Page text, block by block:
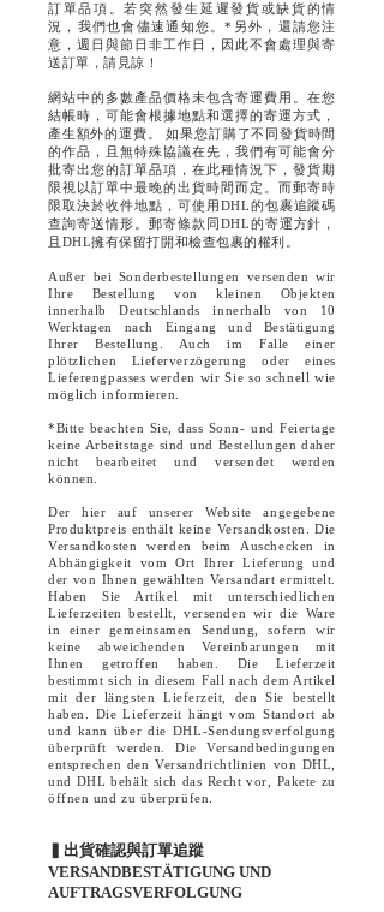
訂單品項。若突然發生延遲發貨或缺貨的情
況，我們也會儘速通知您。*另外，還請您注
意，週日與節日非工作日，因此不會處理與寄
送訂單，請見諒！
網站中的多數產品價格未包含寄運費用。在您
結帳時，可能會根據地點和選擇的寄運方式，
產生額外的運費。 如果您訂購了不同發貨時間
的作品，且無特殊協議在先，我們有可能會分
批寄出您的訂單品項，在此種情況下，發貨期
限視以訂單中最晚的出貨時間而定。而郵寄時
限取決於收件地點，可使用DHL的包裹追蹤碼
查詢寄送情形。郵寄條款同DHL的寄運方針，
且DHL擁有保留打開和檢查包裹的權利。
Außer bei Sonderbestellungen versenden wir
Ihre Bestellung von kleinen Objekten
innerhalb Deutschlands innerhalb von 10
Werktagen nach Eingang und Bestätigung
Ihrer Bestellung. Auch im Falle einer
plötzlichen Lieferverzögerung oder eines
Lieferengpasses werden wir Sie so schnell wie
möglich informieren.
*Bitte beachten Sie, dass Sonn- und Feiertage
keine Arbeitstage sind und Bestellungen daher
nicht bearbeitet und versendet werden
können.
Der hier auf unserer Website angegebene
Produktpreis enthält keine Versandkosten. Die
Versandkosten werden beim Auschecken in
Abhängigkeit vom Ort Ihrer Lieferung und
der von Ihnen gewählten Versandart ermittelt.
Haben Sie Artikel mit unterschiedlichen
Lieferzeiten bestellt, versenden wir die Ware
in einer gemeinsamen Sendung, sofern wir
keine abweichenden Vereinbarungen mit
Ihnen getroffen haben. Die Lieferzeit
bestimmt sich in diesem Fall nach dem Artikel
mit der längsten Lieferzeit, den Sie bestellt
haben. Die Lieferzeit hängt vom Standort ab
und kann über die DHL-Sendungsverfolgung
überprüft werden. Die Versandbedingungen
entsprechen den Versandrichtlinien von DHL,
und DHL behält sich das Recht vor, Pakete zu
öffnen und zu überprüfen.
▍出貨確認與訂單追蹤
VERSANDBESTÄTIGUNG UND
AUFTRAGSVERFOLGUNG